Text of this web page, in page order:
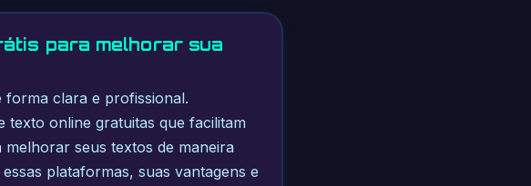
para melhorar sua
forma clara e profissional.
texto online gratuitas que facilitam
seus textos de maneira
plataformas, suas vantagens e